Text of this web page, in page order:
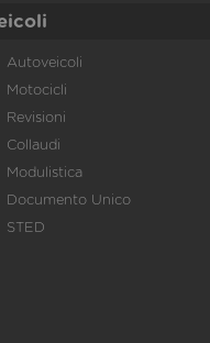
Autoveicoli
Motocicli
Revisioni
Collaudi
Modulistica
Documento Unico
STED